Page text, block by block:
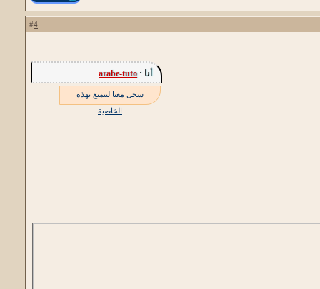
4
أنا :arabe-tuto
سجل معنا لتتمتع بهذه
الخاصية